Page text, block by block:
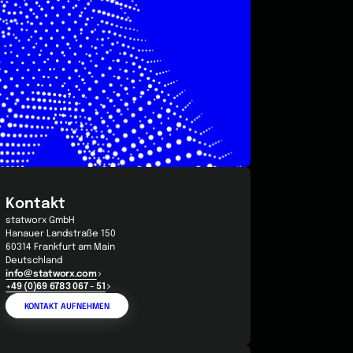
Kontakt
statworx GmbH
Hanauer Landstraße 150
60314 Frankfurt am Main
Deutschland
info@statworx.com
+49 (0)69 6783 067 - 51
KONTAKT AUFNEHMEN